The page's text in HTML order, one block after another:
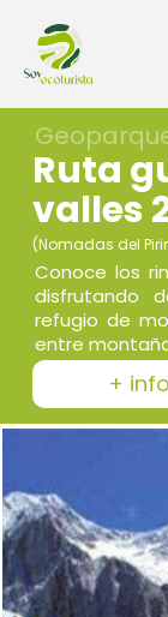
Ruta
valles
(Nomadas del
Conoce los
disfrutando
refugio de
entre
+ info